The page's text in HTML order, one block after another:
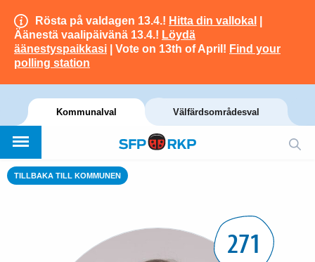
Rösta på valdagen 13.4.! Hitta din vallokal
Äänestä vaalipäivänä 13.4.! Löydä
äänestyspaikkasi | Vote on 13th of April! Find your
polling station
Kommunalval Välfärdsområdesval
TILLBAKA TILL KOMMUNEN
271